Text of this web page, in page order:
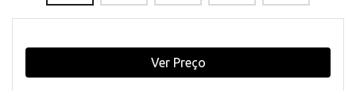
Ver Preço